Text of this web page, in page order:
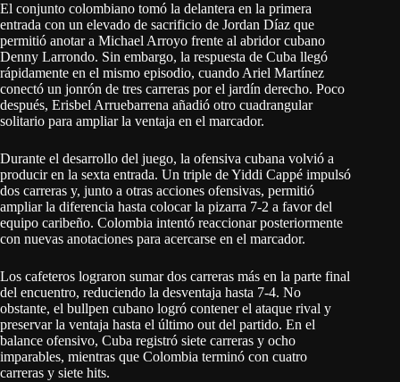
El conjunto colombiano tomó la delantera en la primera
entrada con un elevado de sacrificio de Jordan Díaz que
permitió anotar a Michael Arroyo frente al abridor cubano
Denny Larrondo. Sin embargo, la respuesta de Cuba llegó
rápidamente en el mismo episodio, cuando Ariel Martínez
conectó un jonrón de tres carreras por el jardín derecho. Poco
después, Erisbel Arruebarrena añadió otro cuadrangular
solitario para ampliar la ventaja en el marcador.
Durante el desarrollo del juego, la ofensiva cubana volvió a
producir en la sexta entrada. Un triple de Yiddi Cappé impulsó
dos carreras y, junto a otras acciones ofensivas, permitió
ampliar la diferencia hasta colocar la pizarra 7-2 a favor del
equipo caribeño. Colombia intentó reaccionar posteriormente
con nuevas anotaciones para acercarse en el marcador.
Los cafeteros lograron sumar dos carreras más en la parte final
del encuentro, reduciendo la desventaja hasta 7-4. No
obstante, el bullpen cubano logró contener el ataque rival y
preservar la ventaja hasta el último out del partido. En el
balance ofensivo, Cuba registró siete carreras y ocho
imparables, mientras que Colombia terminó con cuatro
carreras y siete hits.